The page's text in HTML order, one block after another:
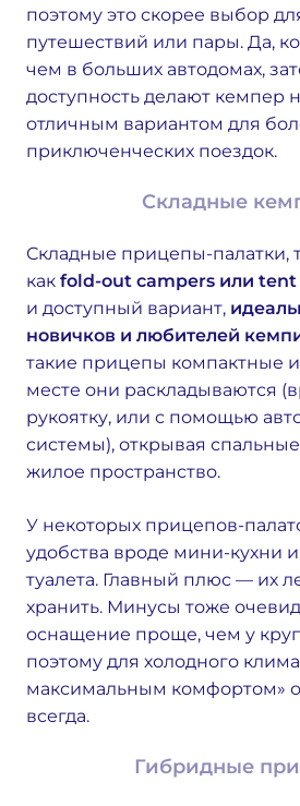
поэтому это скорее выбор
путешествий или пары. Да,
чем в больших автодомах,
доступность делают кемпер
отличным вариантом для
приключенческих поездок.
Складные
Складные прицепы-палатки,
как fold-out campers или
и доступный вариант,
новичков и любителей
такие прицепы компактные
месте они раскладываются
рукоятку, или с помощью
системы), открывая
жилое пространство.
У некоторых прицепов-
удобства вроде мини-кухни
туалета. Главный плюс — их
хранить. Минусы тоже
оснащение проще, чем у
поэтому для холодного
максимальным комфортом»
всегда.
Гибридные